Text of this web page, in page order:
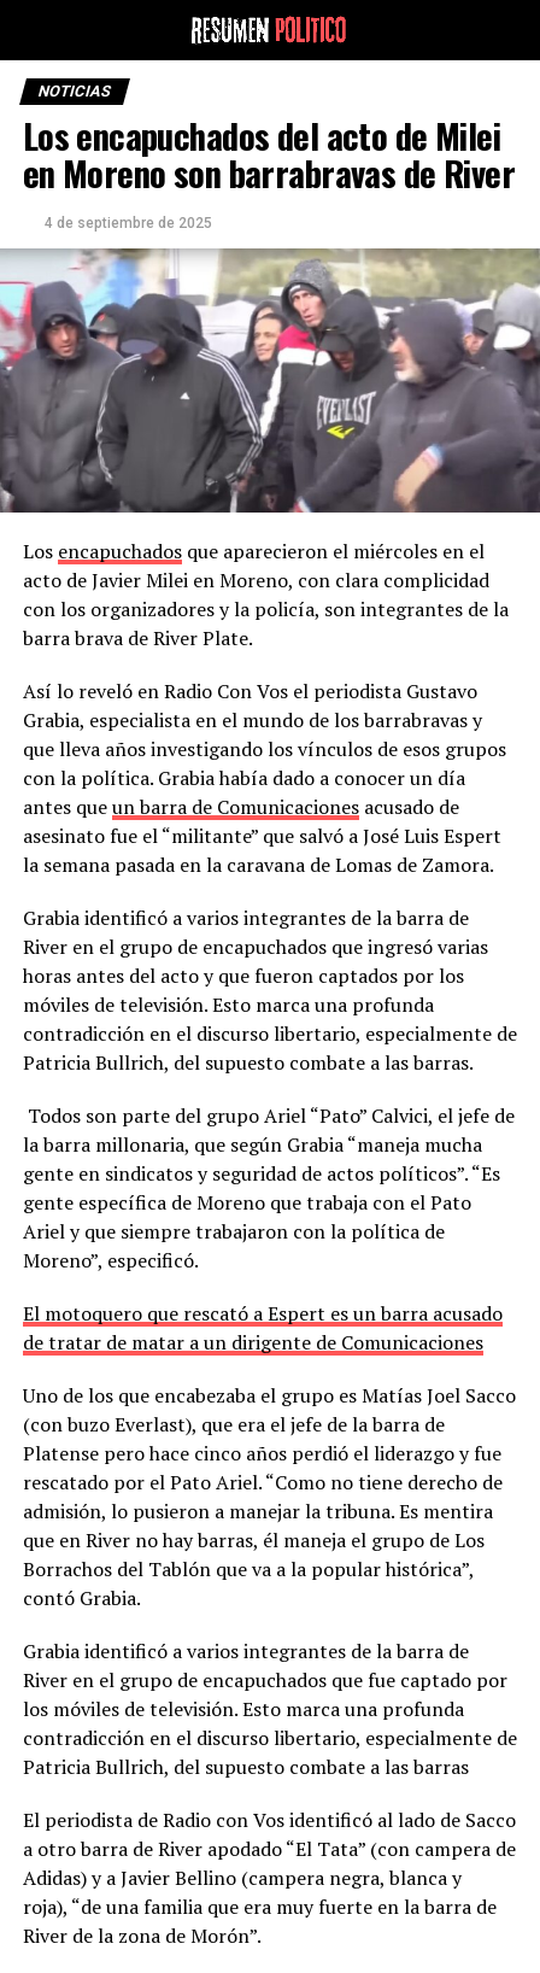
NOTICIAS
Los encapuchados del acto de Milei
en Moreno son barrabravas de River
4 de septiembre de 2025
Los encapuchadosque aparecieron el miércoles en el
acto de Javier Milei en Moreno, con clara complicidad
con los organizadores y la policía, son integrantes de la
barra brava de River Plate.
Así lo reveló en Radio Con Vos el periodista Gustavo
Grabia, especialista en el mundo de los barrabravas y
que lleva años investigando los vínculos de esos grupos
con la política. Grabia había dado a conocer un día
antes queun barra de Comunicacionesacusado de
asesinato fue el “militante” que salvó a José Luis Espert
la semana pasada en la caravana de Lomas de Zamora.
Grabia identificó a varios integrantes de la barra de
River en el grupo de encapuchados que ingresó varias
horas antes del acto y que fueron captados por los
móviles de televisión. Esto marca una profunda
contradicción en el discurso libertario, especialmente de
Patricia Bullrich, del supuesto combate a las barras.
Todos son parte del grupo Ariel “Pato” Calvici, el jefe de
la barra millonaria, que según Grabia “maneja mucha
gente en sindicatos y seguridad de actos políticos”. “Es
gente específica de Moreno que trabaja con el Pato
Ariel y que siempre trabajaron con la política de
Moreno”, especificó.
El motoquero que rescató a Espert es un barra acusado
de tratar de matar a un dirigente de Comunicaciones
Uno de los que encabezaba el grupo es Matías Joel Sacco
(con buzo Everlast), que era el jefe de la barra de
Platense pero hace cinco años perdió el liderazgo y fue
rescatado por el Pato Ariel. “Como no tiene derecho de
admisión, lo pusieron a manejar la tribuna. Es mentira
que en River no hay barras, él maneja el grupo de Los
Borrachos del Tablón que va a la popular histórica”,
contó Grabia.
Grabia identificó a varios integrantes de la barra de
River en el grupo de encapuchados que fue captado por
los móviles de televisión. Esto marca una profunda
contradicción en el discurso libertario, especialmente de
Patricia Bullrich, del supuesto combate a las barras
El periodista de Radio con Vos identificó al lado de Sacco
a otro barra de River apodado “El Tata” (con campera de
Adidas) y a Javier Bellino (campera negra, blanca y
roja), “de una familia que era muy fuerte en la barra de
River de la zona de Morón”.